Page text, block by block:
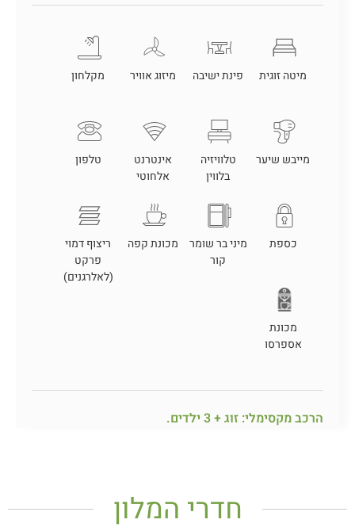
מיטה זוגית פינת ישיבה מיזוג אוויר מקלחון
מייבש שיער
טלוויזיה
בלווין
אינטרנט
אלחוטי
טלפון
כספת
מיני בר שומר
קור
מכונת קפה
ריצוף דמוי
פרקט
(לאלרגנים)
מכונת
אספרסו
הרכב מקסימלי: זוג + 3 ילדים.
חדרי המלון